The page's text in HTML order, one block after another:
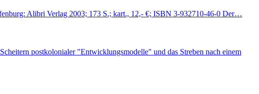
Alibri Verlag 2003; 173 S.; kart., 12,- €; ISBN 3-932710-46-0 Der…
postkolonialer "Entwicklungsmodelle" und das Streben nach einem